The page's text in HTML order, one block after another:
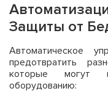
Защиты от
Автоматическое
предотвратить
которые могут
оборудованию: